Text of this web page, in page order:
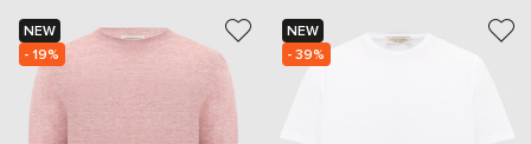
NEW
- 19%
NEW
- 39%